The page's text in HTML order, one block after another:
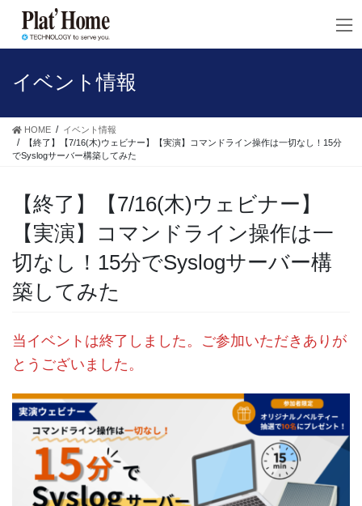
イベント情報
HOME
イベント情報
【終了】【7/16(木)ウェビナー】【実演】コマンドライン操作は一切なし！15分
でSyslogサーバー構築してみた
【終了】【7/16(木)ウェビナー】
【実演】コマンドライン操作は一
切なし！15分でSyslogサーバー構
築してみた
当イベントは終了しました。ご参加いただきありが
とうございました。